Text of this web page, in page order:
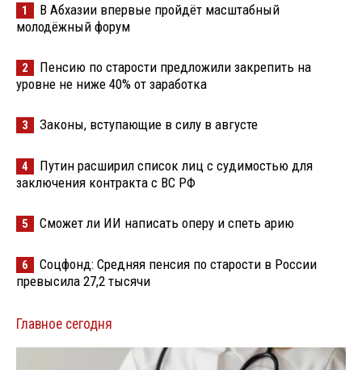
1
В Абхазии впервые пройдёт масштабный
молодёжный форум
2
Пенсию по старости предложили закрепить на
уровне не ниже 40% от заработка
3 Законы, вступающие в силу в августе
4
Путин расширил список лиц с судимостью для
заключения контракта с ВС РФ
5 Сможет ли ИИ написать оперу и спеть арию
6
Соцфонд: Средняя пенсия по старости в России
превысила 27,2 тысячи
Главное сегодня